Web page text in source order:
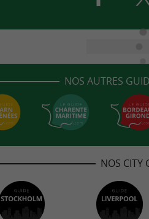
NOS AUTRES
NOS CITY